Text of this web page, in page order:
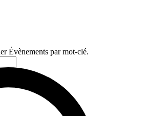
Évènements par mot-clé.